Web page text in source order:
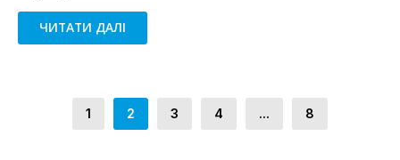
ЧИТАТИ ДАЛІ
1 2 3 4 ... 8